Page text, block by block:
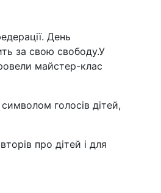
День
за свою свободу.У
майстер-клас
голосів дітей,
про дітей і для